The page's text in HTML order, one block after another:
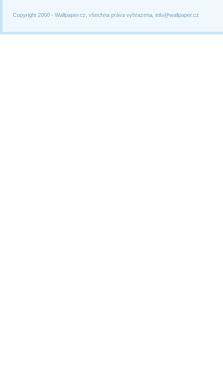
Copyright 2000 - Wallpaper.cz, všechna práva vyhrazena, info@wallpaper.cz